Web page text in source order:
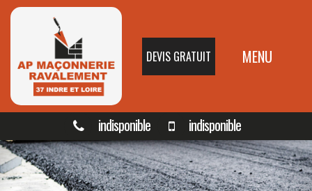
DEVIS GRATUIT MENU
indisponible indisponible